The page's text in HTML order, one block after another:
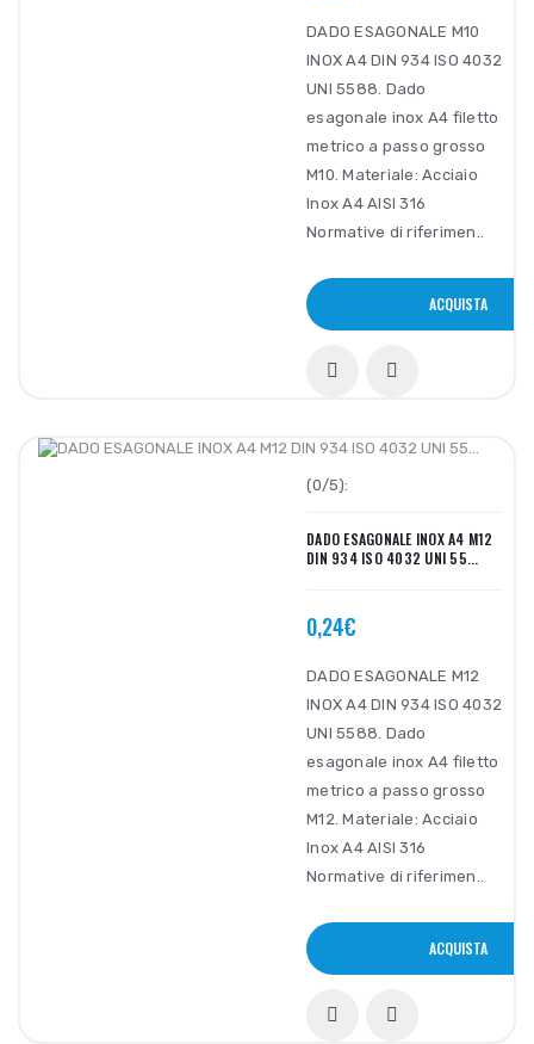
DADO ESAGONALE M10
INOX A4 DIN 934 ISO 4032
UNI 5588. Dado
esagonale inox A4 filetto
metrico a passo grosso
M10. Materiale: Acciaio
Inox A4 AISI 316
Normative di riferimen..
ACQUISTA
(0/5):
DADO ESAGONALE INOX A4 M12
DIN 934 ISO 4032 UNI 55...
0,24€
DADO ESAGONALE M12
INOX A4 DIN 934 ISO 4032
UNI 5588. Dado
esagonale inox A4 filetto
metrico a passo grosso
M12. Materiale: Acciaio
Inox A4 AISI 316
Normative di riferimen..
ACQUISTA